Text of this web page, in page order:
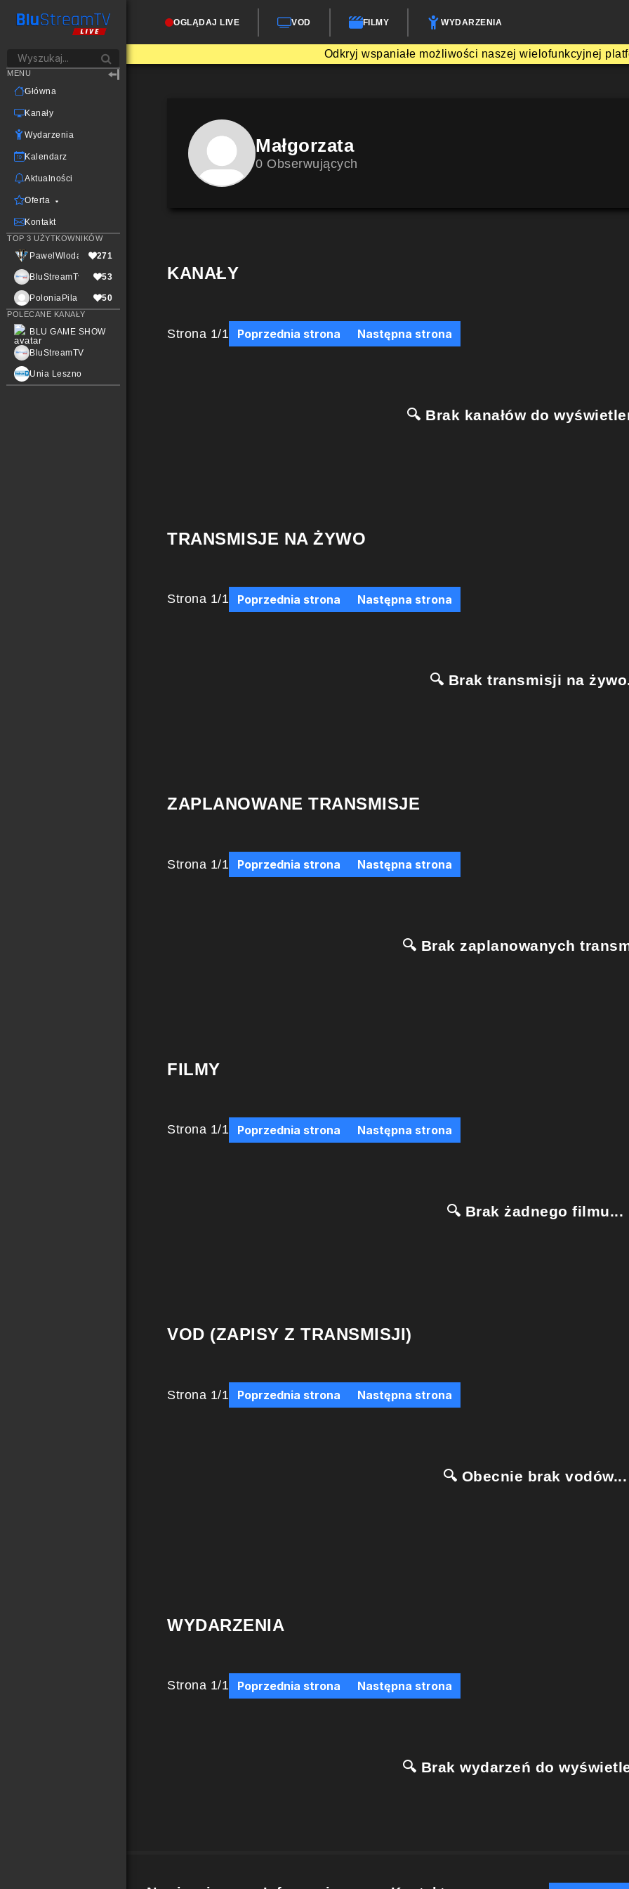
OGLĄDAJ LIVE VOD FILMY WYDARZENIA
Odkryj wspaniałe możliwości naszej wielofunkcyjnej
MENU
Główna
Kanały
Wydarzenia
Kalendarz
Aktualności
Oferta
Kontakt
TOP 3 UŻYTKOWNIKÓW
PawelWlodarczak271
BluStreamTvLive53
PoloniaPila 50
POLECANE KANAŁY
BLU GAME SHOW
BluStreamTV
Unia Leszno
Małgorzata
0 Obserwujących
KANAŁY
Strona 1/1 Poprzednia strona Następna strona
🔍 Brak kanałów do
TRANSMISJE NA ŻYWO
Strona 1/1 Poprzednia strona Następna strona
🔍 Brak transmisji na
ZAPLANOWANE TRANSMISJE
Strona 1/1 Poprzednia strona Następna strona
🔍 Brak zaplanowanych
FILMY
Strona 1/1 Poprzednia strona Następna strona
🔍 Brak żadnego filmu...
VOD (ZAPISY Z TRANSMISJI)
Strona 1/1 Poprzednia strona Następna strona
🔍 Obecnie brak vodów...
WYDARZENIA
Strona 1/1 Poprzednia strona Następna strona
🔍 Brak wydarzeń do